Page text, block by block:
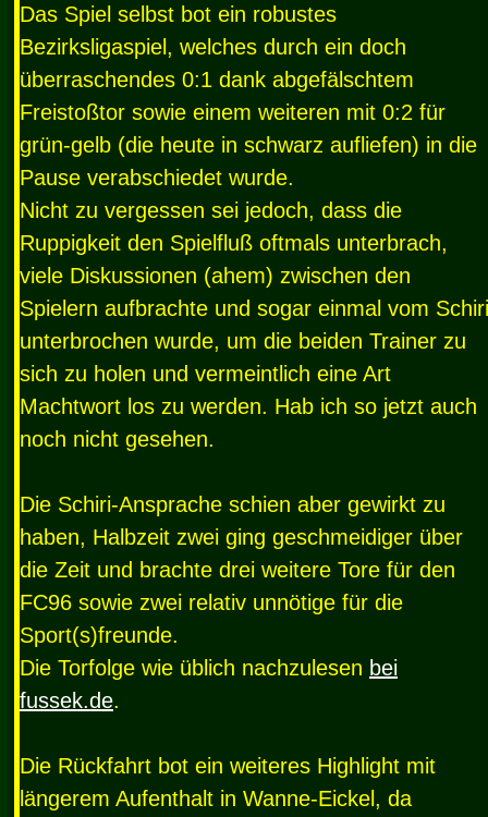
Das Spiel selbst bot ein robustes
Bezirksligaspiel, welches durch ein doch
überraschendes 0:1 dank abgefälschtem
Freistoßtor sowie einem weiteren mit 0:2 für
grün-gelb (die heute in schwarz aufliefen) in die
Pause verabschiedet wurde.
Nicht zu vergessen sei jedoch, dass die
Ruppigkeit den Spielfluß oftmals unterbrach,
viele Diskussionen (ahem) zwischen den
Spielern aufbrachte und sogar einmal vom Schiri
unterbrochen wurde, um die beiden Trainer zu
sich zu holen und vermeintlich eine Art
Machtwort los zu werden. Hab ich so jetzt auch
noch nicht gesehen.
Die Schiri-Ansprache schien aber gewirkt zu
haben, Halbzeit zwei ging geschmeidiger über
die Zeit und brachte drei weitere Tore für den
FC96 sowie zwei relativ unnötige für die
Sport(s)freunde.
Die Torfolge wie üblich nachzulesen bei
fussek.de.
Die Rückfahrt bot ein weiteres Highlight mit
längerem Aufenthalt in Wanne-Eickel, da